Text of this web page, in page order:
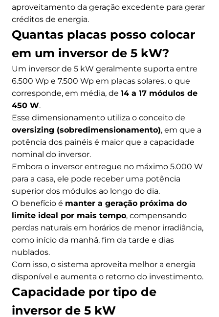
aproveitamento da geração excedente para gerar
créditos de energia.
Quantas placas posso colocar
em um inversor de 5 kW?
Um inversor de 5 kW geralmente suporta entre
6.500 Wp e 7.500 Wp em placas solares, o que
corresponde, em média, de 14 a 17 módulos de
450 W.
Esse dimensionamento utiliza o conceito de
oversizing (sobredimensionamento), em que a
potência dos painéis é maior que a capacidade
nominal do inversor.
Embora o inversor entregue no máximo 5.000 W
para a casa, ele pode receber uma potência
superior dos módulos ao longo do dia.
O benefício é manter a geração próxima do
limite ideal por mais tempo, compensando
perdas naturais em horários de menor irradiância,
como início da manhã, fim da tarde e dias
nublados.
Com isso, o sistema aproveita melhor a energia
disponível e aumenta o retorno do investimento.
Capacidade por tipo de
inversor de 5 kW